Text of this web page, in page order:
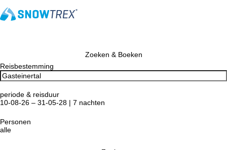
Zoeken & Boeken
Reisbestemming
periode & reisduur
10-08-26 – 31-05-28 | 7 nachten
Personen
alle